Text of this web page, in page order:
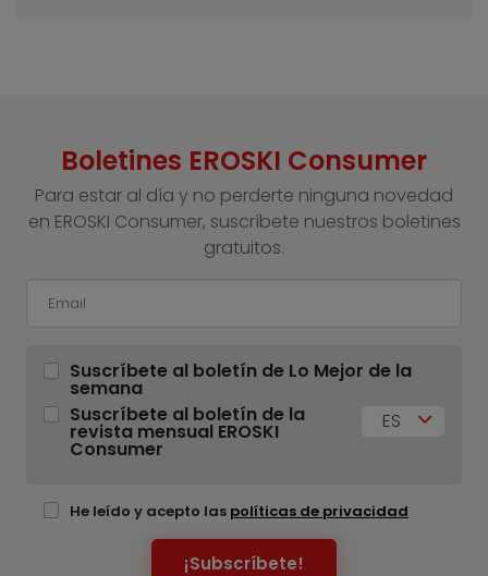
Boletines EROSKI Consumer
Para estar al día y no perderte ninguna novedad
en EROSKI Consumer, suscríbete nuestros boletines
gratuitos.
Suscríbete al boletín de Lo Mejor de la
semana
Suscríbete al boletín de la
revista mensual EROSKI
Consumer
ES
He leído y acepto las políticas de privacidad
¡Subscríbete!